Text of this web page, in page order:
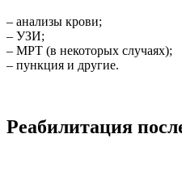
– анализы крови;
– УЗИ;
– МРТ (в некоторых случаях);
– пункция и другие.
Реабилитация